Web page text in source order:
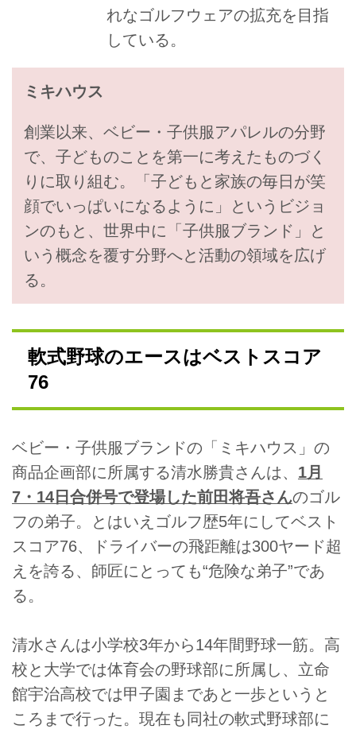
れなゴルフウェアの拡充を目指
している。
ミキハウス
創業以来、ベビー・子供服アパレルの分野
で、子どものことを第一に考えたものづく
りに取り組む。「子どもと家族の毎日が笑
顔でいっぱいになるように」というビジョ
ンのもと、世界中に「子供服ブランド」と
いう概念を覆す分野へと活動の領域を広げ
る。
軟式野球のエースはベストスコア
76
ベビー・子供服ブランドの「ミキハウス」の
商品企画部に所属する清水勝貴さんは、 1月
7・14日合併号で登場した前田将吾さんのゴル
フの弟子。とはいえゴルフ歴5年にしてベスト
スコア76、ドライバーの飛距離は300ヤード超
えを誇る、師匠にとっても“危険な弟子”であ
る。
清水さんは小学校3年から14年間野球一筋。高
校と大学では体育会の野球部に所属し、立命
館宇治高校では甲子園まであと一歩というと
ころまで行った。現在も同社の軟式野球部に